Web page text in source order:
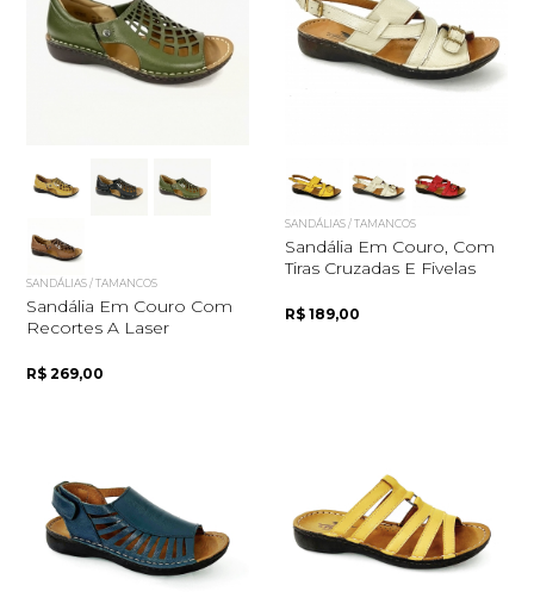
SANDÁLIAS / TAMANCOS
Sandália Em Couro Com
Recortes A Laser
R$ 269,00
SANDÁLIAS / TAMANCOS
Sandália Em Couro, Com
Tiras Cruzadas E Fivelas
R$ 189,00